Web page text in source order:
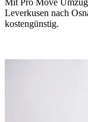
Leverkusen nach
kostengünstig.